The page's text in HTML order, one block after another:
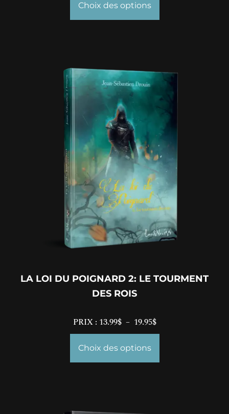
Choix des options
LA LOI DU POIGNARD 2: LE TOURMENT
DES ROIS
PRIX : 13.99$ – 19.95$
Choix des options